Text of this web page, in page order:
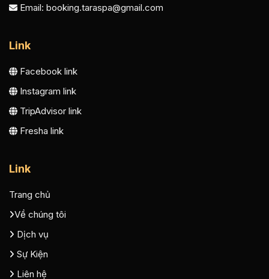
Email: booking.taraspa@gmail.com
Link
Facebook link
Instagram link
TripAdvisor link
Fresha link
Link
Trang chủ
Về chúng tôi
Dịch vụ
Sự Kiện
Liên hệ